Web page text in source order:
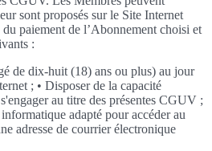
sont proposés sur le Site Internet
du paiement de l’Abonnement choisi et
:
de dix-huit (18) ans ou plus) au jour
; • Disposer de la capacité
au titre des présentes CGUV ;
adapté pour accéder au
adresse de courrier électronique